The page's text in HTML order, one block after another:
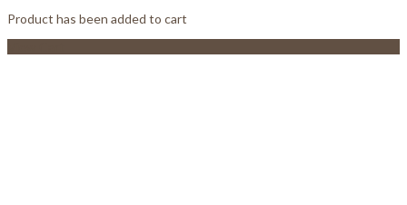
Product has been added to cart